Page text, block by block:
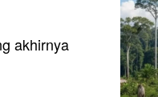
akhirnya